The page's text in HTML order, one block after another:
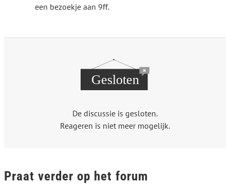
een bezoekje aan 9ff.
De discussie is gesloten.
Reageren is niet meer mogelijk.
Praat verder op het forum